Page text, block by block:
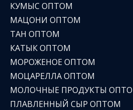
КУМЫС ОПТОМ
МАЦОНИ ОПТОМ
ТАН ОПТОМ
КАТЫК ОПТОМ
МОРОЖЕНОЕ ОПТОМ
МОЦАРЕЛЛА ОПТОМ
МОЛОЧНЫЕ ПРОДУКТЫ
ПЛАВЛЕННЫЙ СЫР ОПТОМ